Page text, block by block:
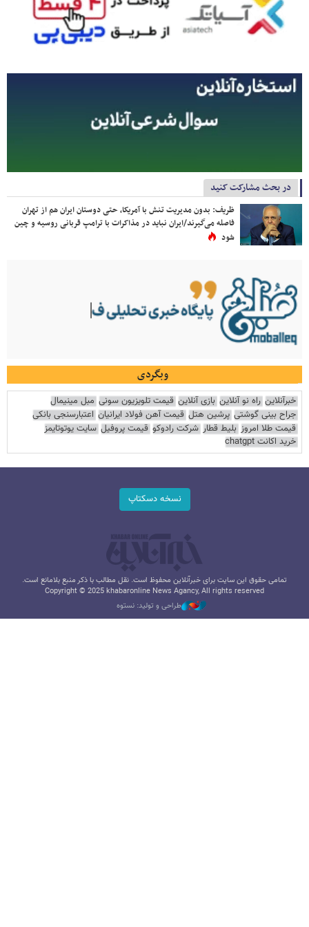
در بحث مشارکت کنید
ظریف: بدون مدیریت تنش با آمریکا، حتی دوستان ایران هم از تهران
فاصله می‌گیرند/ایران نباید در مذاکرات با ترامپ قربانی روسیه و چین
شود
وبگردی
خبرآنلاین راه نو آنلاین بازی آنلاین قیمت تلویزیون سونی مبل مینیمال
جراح بینی گوشتی پرشین هتل قیمت آهن فولاد ایرانیان اعتبارسنجی بانکی
قیمت طلا امروز بلیط قطار شرکت رادوکو قیمت پروفیل سایت یوتوتایمز
خرید اکانت chatgpt
نسخه دسکتاپ
تمامی حقوق این سایت برای خبرآنلاین محفوظ است. نقل مطالب با ذکر منبع بلامانع است.
Copyright © 2025 khabaronline News Agancy, All rights reserved
طراحی و تولید: نستوه